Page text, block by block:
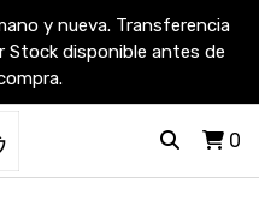
y nueva. Transferencia
Stock disponible antes de
0